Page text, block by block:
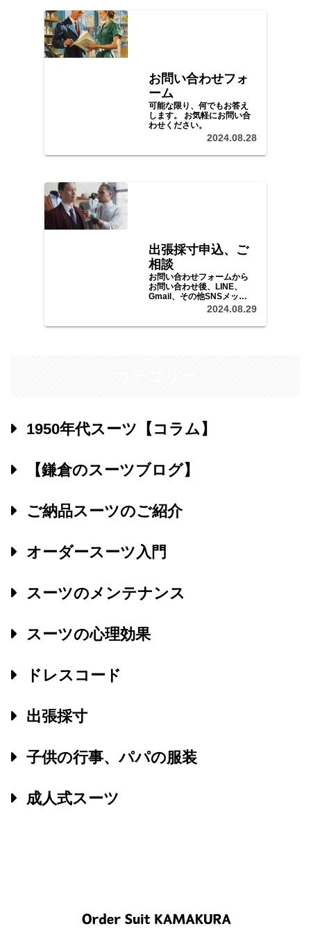
お問い合わせフォ
ーム
可能な限り、何でもお答え
します。 お気軽にお問い合
わせください。
2024.08.28
出張採寸申込、ご
相談
お問い合わせフォームから
お問い合わせ後、LINE、
Gmail、その他SNSメッセ
ージ等で、ご予算、ご希望
等をご調整の上、採寸、ご
2024.08.29
1950年代スーツ【コラム】
【鎌倉のスーツブログ】
ご納品スーツのご紹介
オーダースーツ入門
スーツのメンテナンス
スーツの心理効果
ドレスコード
出張採寸
子供の行事、パパの服装
成人式スーツ